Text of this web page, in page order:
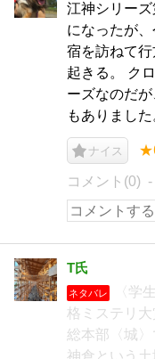
江神シリー
になったが
宿を訪ねて
起きる。 ク
ーズなのだ
もありました
ナイス
コメント(0)
T氏
ネタバレ
〈学
格ミステリ
総本部〈城
神倉という